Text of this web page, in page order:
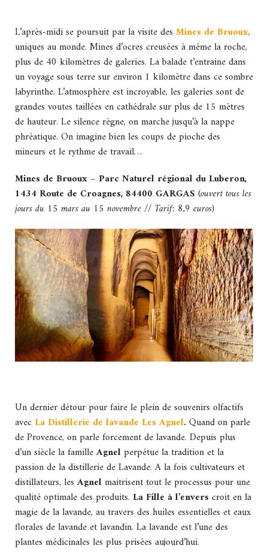
L’après-midi se poursuit par la visite des Mines de Bruoux,
uniques au monde. Mines d’ocres creusées à même la roche,
plus de 40 kilomètres de galeries. La balade t’entraine dans
un voyage sous terre sur environ 1 kilomètre dans ce sombre
labyrinthe. L’atmosphère est incroyable, les galeries sont de
grandes voutes taillées en cathédrale sur plus de 15 mètres
de hauteur. Le silence règne, on marche jusqu’à la nappe
phréatique. On imagine bien les coups de pioche des
mineurs et le rythme de travail…
Mines de Bruoux – Parc Naturel régional du Luberon,
1434 Route de Croagnes, 84400 GARGAS (ouvert tous les
jours du 15 mars au 15 novembre // Tarif: 8,9 euros)
Un dernier détour pour faire le plein de souvenirs olfactifs
avec La Distillerie de lavande Les Agnel. Quand on parle
de Provence, on parle forcement de lavande. Depuis plus
d’un siècle la familleAgnelperpétue la tradition et la
passion de la distillerie de Lavande. A la fois cultivateurs et
distillateurs, les Agnelmaitrisent tout le processus pour une
qualité optimale des produits. La Fille à l’enverscroit en la
magie de la lavande, au travers des huiles essentielles et eaux
florales de lavande et lavandin. La lavande est l’une des
plantes médicinales les plus prisées aujourd’hui.